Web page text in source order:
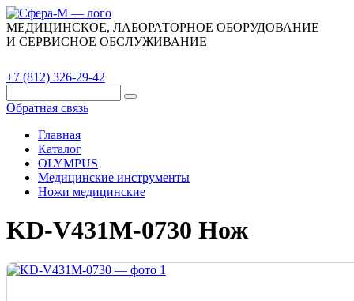
МЕДИЦИНСКОЕ, ЛАБОРАТОРНОЕ ОБОРУДОВАНИЕ
И СЕРВИСНОЕ ОБСЛУЖИВАНИЕ
+7 (812) 326-29-42
Обратная связь
Главная
Каталог
OLYMPUS
Медицинские инструменты
Ножи медицинские
KD-V431M-0730 Нож